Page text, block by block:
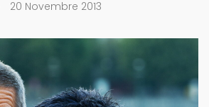
20 Novembre 2013